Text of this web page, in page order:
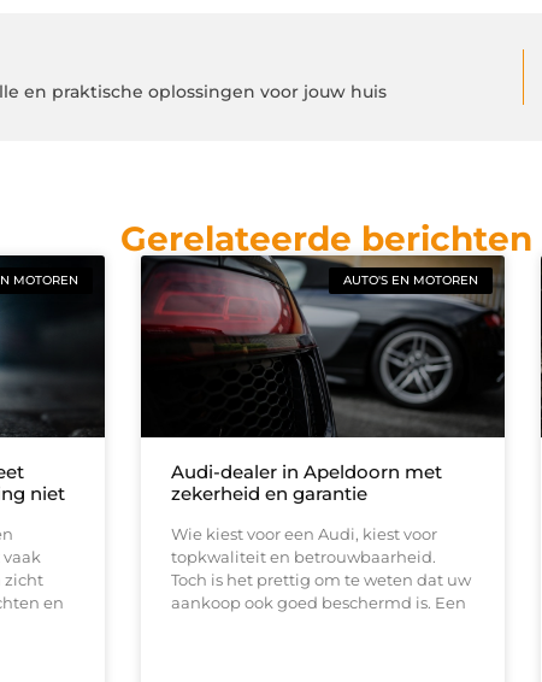
en praktische oplossingen voor jouw huis
Gerelateerde berichten
MOTOREN
niet
zicht
en
AUTO'S EN MOTOREN
Audi-dealer in Apeldoorn met
zekerheid en garantie
Wie kiest voor een Audi, kiest voor
topkwaliteit en betrouwbaarheid.
Toch is het prettig om te weten dat uw
aankoop ook goed beschermd is. Een